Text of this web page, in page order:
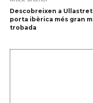
Descobreixen a Ullastret
porta ibèrica més gran
trobada